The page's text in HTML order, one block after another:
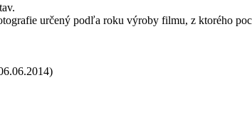
určený podľa roku výroby filmu, z ktorého